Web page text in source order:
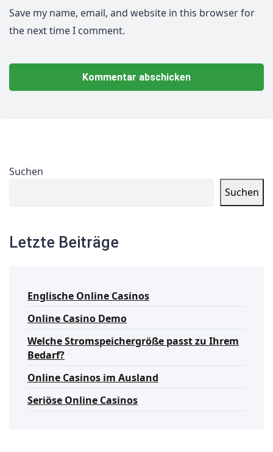
Save my name, email, and website in this browser for
the next time I comment.
Suchen
Suchen
Letzte Beiträge
Englische Online Casinos
Online Casino Demo
Welche Stromspeichergröße passt zu Ihrem
Bedarf?
Online Casinos im Ausland
Seriöse Online Casinos